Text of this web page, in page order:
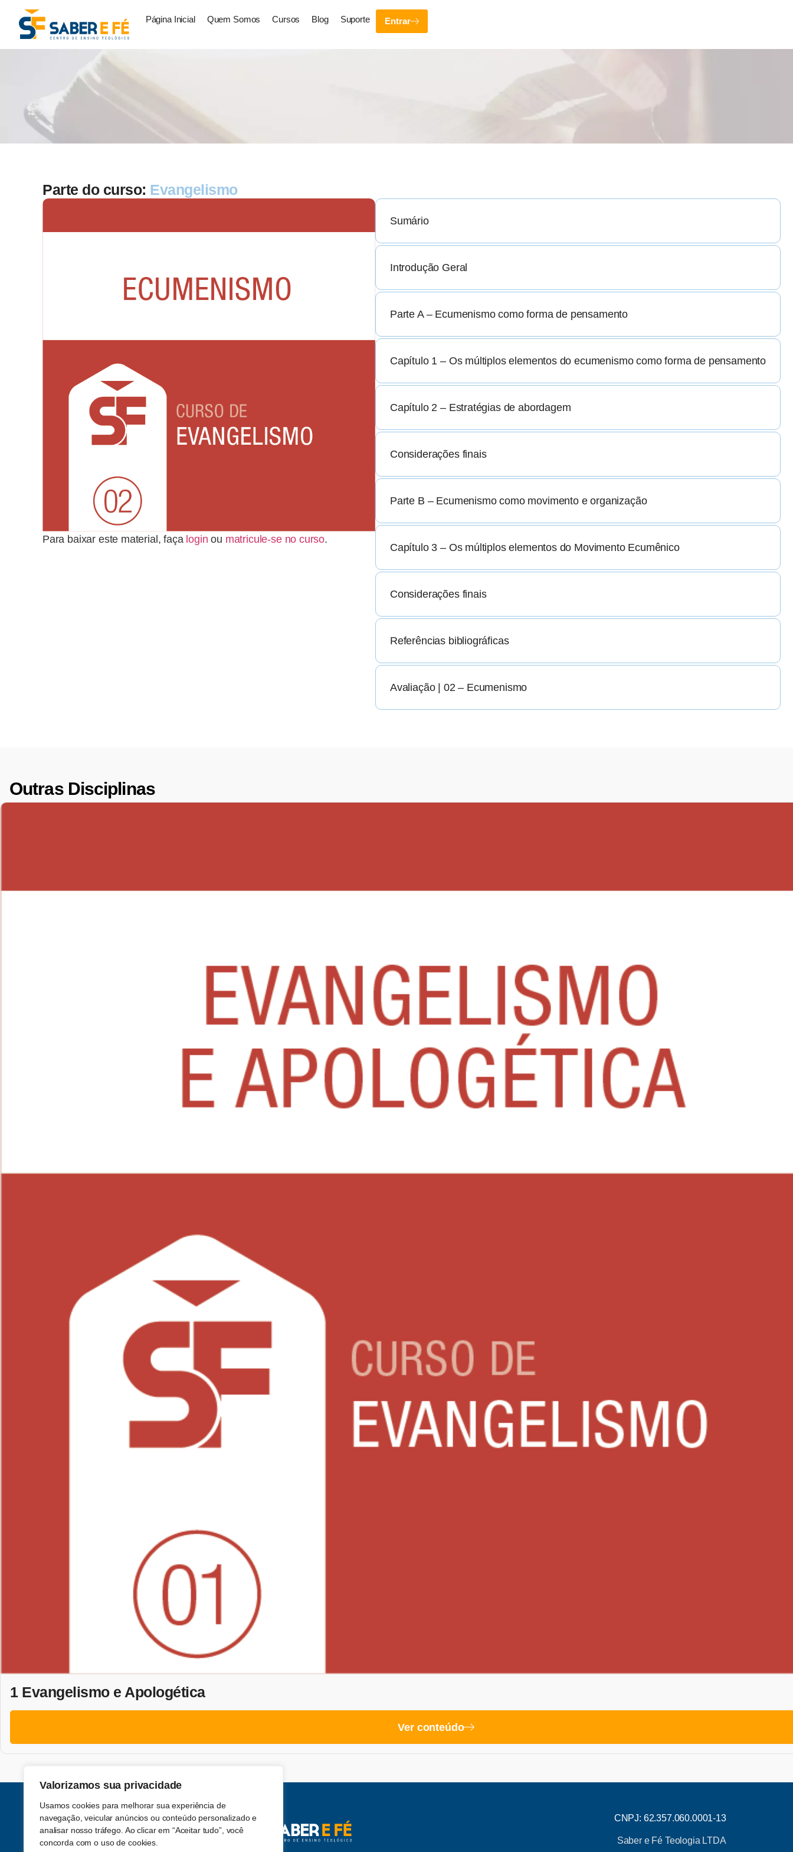
Valorizamos sua privacidade
Usamos cookies para melhorar sua experiência de
navegação, veicular anúncios ou conteúdo personalizado e
analisar nosso tráfego. Ao clicar em “Aceitar tudo”, você
concorda com o uso de cookies.
Página Inicial Quem Somos Cursos Blog Suporte Entrar
Parte do curso: Evangelismo
Para baixar este material, faça login ou matricule-se no curso.
Sumário
Introdução Geral
Parte A – Ecumenismo como forma de pensamento
Capítulo 1 – Os múltiplos elementos do ecumenismo como forma de pensamento
Capítulo 2 – Estratégias de abordagem
Considerações finais
Parte B – Ecumenismo como movimento e organização
Capítulo 3 – Os múltiplos elementos do Movimento Ecumênico
Considerações finais
Referências bibliográficas
Avaliação | 02 – Ecumenismo
Outras Disciplinas
1 Evangelismo e Apologética
Ver conteúdo
Acompanhe-nos nas redes sociais
CNPJ: 62.357.060.0001-13
Saber e Fé Teologia LTDA